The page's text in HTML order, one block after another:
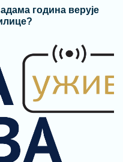
година верује